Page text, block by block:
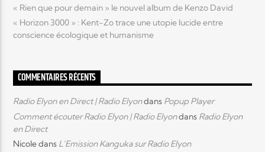
« Rien que pour demain » le nouvel album de Kenzo David
« Horizon 3000 » : Kent-Zo trace une utopie lucide entre
conscience écologique et humanisme
COMMENTAIRES RÉCENTS
Radio Elyon en Direct | Radio Elyondans Popup Player
Comment écouter Radio Elyon | Radio Elyondans Radio Elyon
en Direct
Nicoledans L’Emission Kanguka sur Radio Elyon